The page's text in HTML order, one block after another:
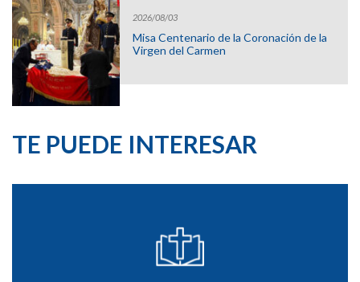
2026/08/03
Misa Centenario de la Coronación de la
Virgen del Carmen
TE PUEDE INTERESAR